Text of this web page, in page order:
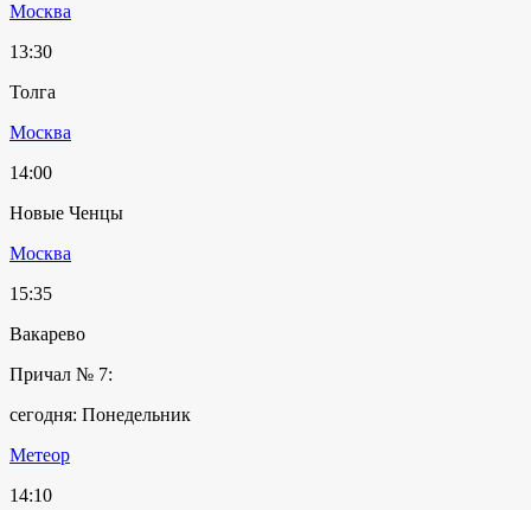
Москва
13:30
Толга
Москва
14:00
Новые Ченцы
Москва
15:35
Вакарево
Причал № 7:
сегодня: Понедельник
Метеор
14:10